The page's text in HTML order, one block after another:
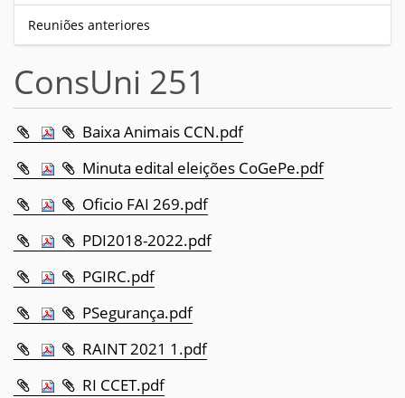
Reuniões anteriores
ConsUni 251
Baixa Animais CCN.pdf
Minuta edital eleições CoGePe.pdf
Oficio FAI 269.pdf
PDI2018-2022.pdf
PGIRC.pdf
PSegurança.pdf
RAINT 2021 1.pdf
RI CCET.pdf